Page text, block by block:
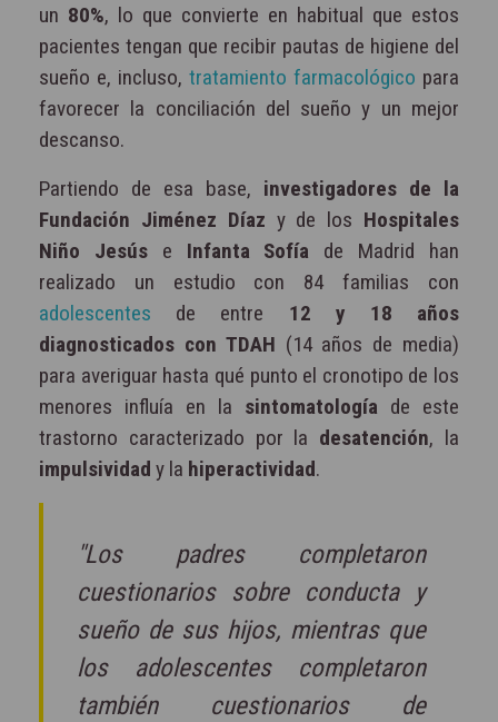
un 80%, lo que convierte en habitual que estos
pacientes tengan que recibir pautas de higiene del
sueño e, incluso, tratamiento farmacológico para
favorecer la conciliación del sueño y un mejor
descanso.
Partiendo de esa base, investigadores de la
Fundación Jiménez Díaz y de los Hospitales
Niño Jesúse Infanta Sofía de Madrid han
realizado un estudio con 84 familias con
adolescentes de entre 12 y 18 años
diagnosticados con TDAH (14 años de media)
para averiguar hasta qué punto el cronotipo de los
menores influía en la sintomatología de este
trastorno caracterizado por la desatención, la
impulsividad y la hiperactividad.
"Los padres completaron
cuestionarios sobre conducta y
sueño de sus hijos, mientras que
los adolescentes completaron
también cuestionarios de